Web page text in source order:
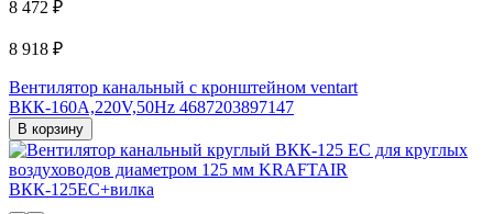
8 472 ₽
8 918 ₽
Вентилятор канальный с кронштейном ventart
BКК-160A,220V,50Hz 4687203897147
В корзину